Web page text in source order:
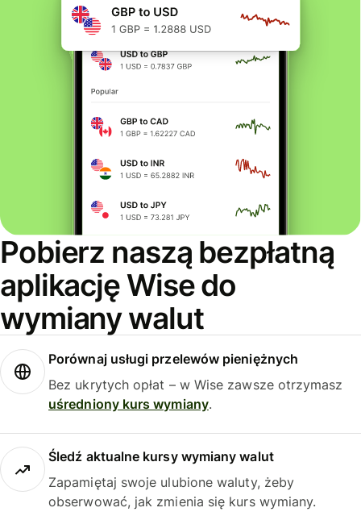
Pobierz naszą bezpłatną
aplikację Wise do
wymiany walut
Porównaj usługi przelewów pieniężnych
Bez ukrytych opłat – w Wise zawsze otrzymasz
uśredniony kurs wymiany.
Śledź aktualne kursy wymiany walut
Zapamiętaj swoje ulubione waluty, żeby
obserwować, jak zmienia się kurs wymiany.